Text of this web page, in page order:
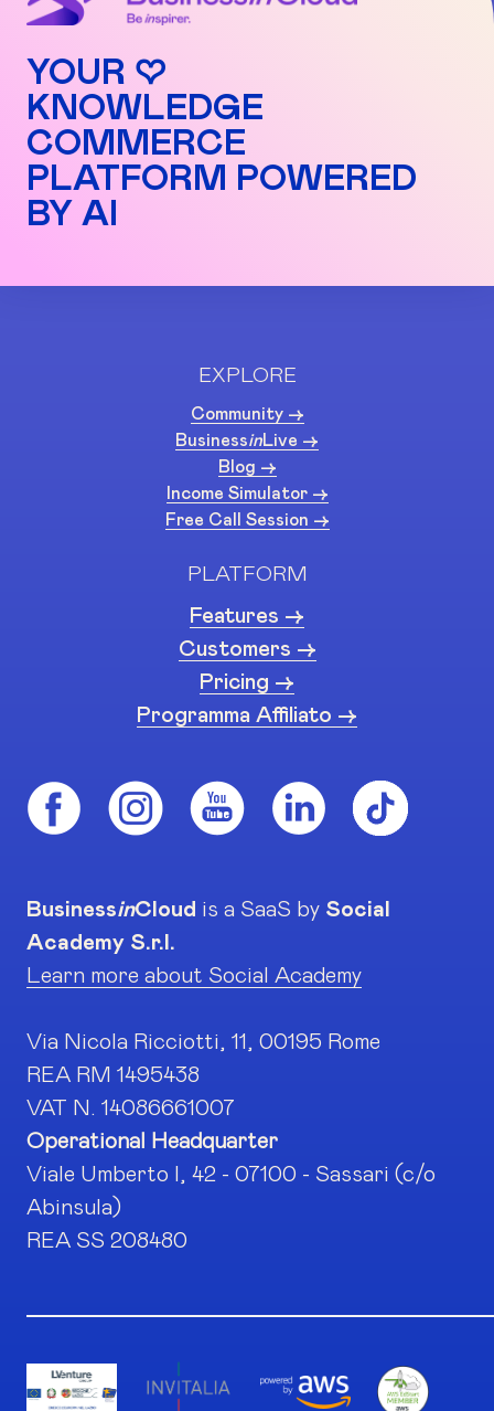
YOUR ♡
KNOWLEDGE
COMMERCE
PLATFORM POWERED
BY AI
EXPLORE
Community ->
BusinessinLive ->
Blog ->
Income Simulator ->
Free Call Session ->
PLATFORM
Features ->
Customers ->
Pricing ->
Programma Affiliato ->
BusinessinCloud is a SaaS by Social
Academy S.r.l.
Learn more about Social Academy
Via Nicola Ricciotti, 11, 00195 Rome
REA RM 1495438
VAT N. 14086661007
Operational Headquarter
Viale Umberto I, 42 - 07100 - Sassari (c/o
Abinsula)
REA SS 208480